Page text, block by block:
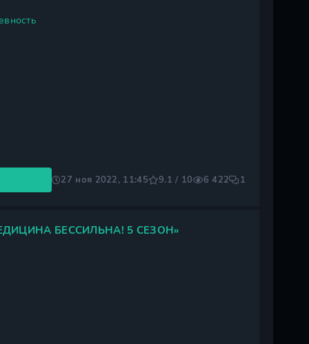
27 ноя 2022, 11:45 9.1 / 10 6 422 1
БЕССИЛЬНА! 5 СЕЗОН»